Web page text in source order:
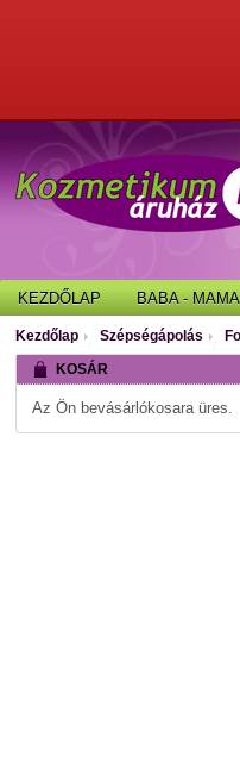
KEZDŐLAP BABA - MAMA
Kezdőlap Szépségápolás
KOSÁR
Az Ön bevásárlókosara üres.